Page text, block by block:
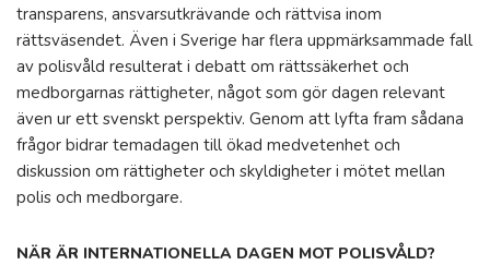
transparens, ansvarsutkrävande och rättvisa inom
rättsväsendet. Även i Sverige har flera uppmärksammade fall
av polisvåld resulterat i debatt om rättssäkerhet och
medborgarnas rättigheter, något som gör dagen relevant
även ur ett svenskt perspektiv. Genom att lyfta fram sådana
frågor bidrar temadagen till ökad medvetenhet och
diskussion om rättigheter och skyldigheter i mötet mellan
polis och medborgare.
NÄR ÄR INTERNATIONELLA DAGEN MOT POLISVÅLD?